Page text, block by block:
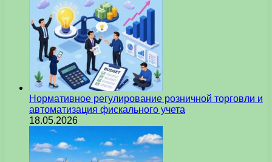
Нормативное регулирование розничной торговли и
автоматизация фискального учета
18.05.2026